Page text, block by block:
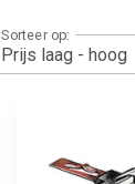
Sorteer op: